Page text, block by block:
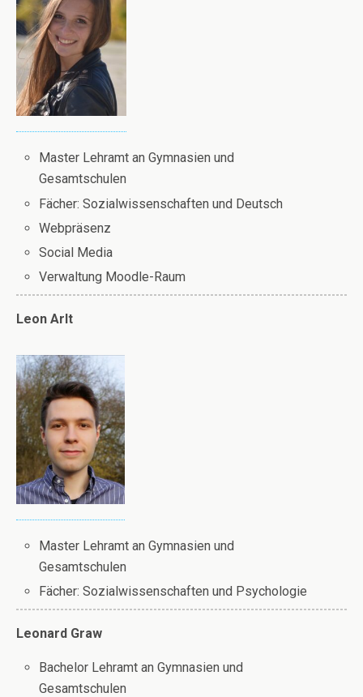
Master Lehramt an Gymnasien und
Gesamtschulen
Fächer: Sozialwissenschaften und Deutsch
Webpräsenz
Social Media
Verwaltung Moodle-Raum
Leon Arlt
Master Lehramt an Gymnasien und
Gesamtschulen
Fächer: Sozialwissenschaften und Psychologie
Leonard Graw
Bachelor Lehramt an Gymnasien und
Gesamtschulen